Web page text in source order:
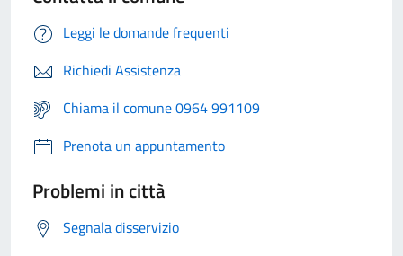
Leggi le domande frequenti
Richiedi Assistenza
Chiama il comune 0964 991109
Prenota un appuntamento
Problemi in città
Segnala disservizio